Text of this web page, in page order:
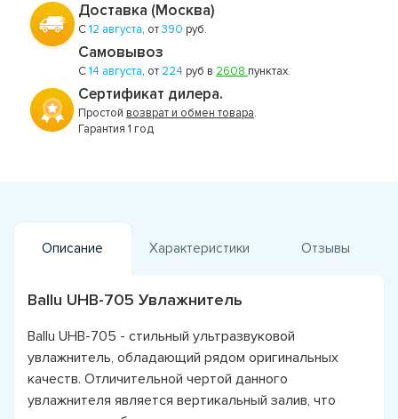
Доставка (Москва)
С12 августа, от390 руб.
Самовывоз
С14 августа, от 224 руб в 2608 пунктах.
Сертификат дилера.
Простой возврат и обмен товара.
Гарантия 1 год
Описание Характеристики Отзывы
Ballu UHB-705 Увлажнитель
Ballu UHB-705 - стильный ультразвуковой
увлажнитель, обладающий рядом оригинальных
качеств. Отличительной чертой данного
увлажнителя является вертикальный залив, что